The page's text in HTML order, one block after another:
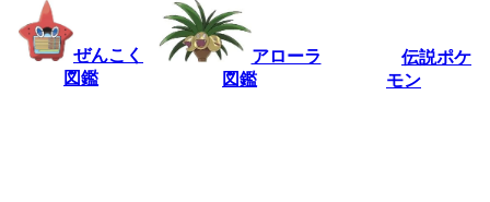
ぜんこく
図鑑
アローラ
図鑑
伝説ポケ
モン